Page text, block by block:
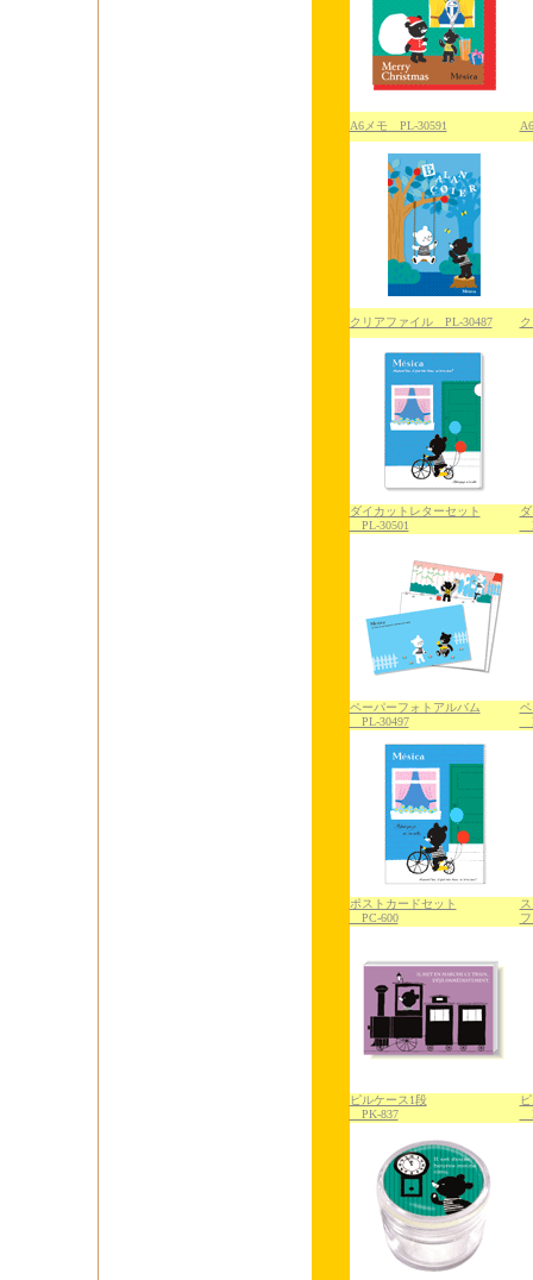
A6メモ PL-30591
クリアファイル PL-30487
ダイカットレターセット
PL-30501
ペーパーフォトアルバム
PL-30497
ポストカードセット
PC-600
ピルケース1段
PK-837